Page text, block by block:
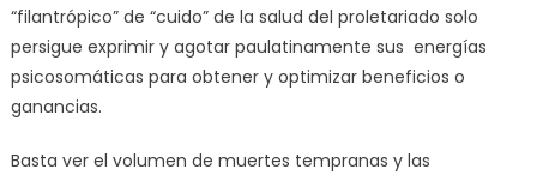
“filantrópico” de “cuido” de la salud del proletariado solo
persigue exprimir y agotar paulatinamente sus energías
psicosomáticas para obtener y optimizar beneficios o
ganancias.
Basta ver el volumen de muertes tempranas y las